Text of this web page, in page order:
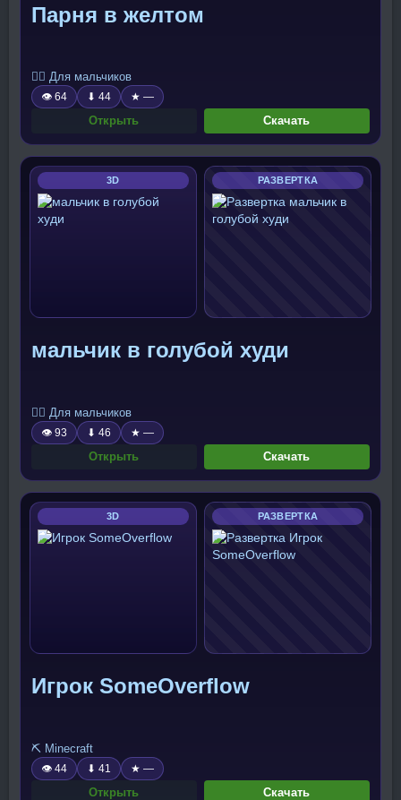
Парня в желтом
🧍‍♂️ Для мальчиков
👁 64 ⬇ 44 ★ —
Открыть Скачать
3D РАЗВЕРТКА
мальчик в голубой худи
🧍‍♂️ Для мальчиков
👁 93 ⬇ 46 ★ —
Открыть Скачать
3D РАЗВЕРТКА
Игрок SomeOverflow
⛏️ Minecraft
👁 44 ⬇ 41 ★ —
Открыть Скачать